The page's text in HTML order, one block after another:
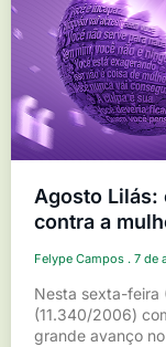
Agosto Lilás:
contra a
Felype Campos 7 de
Nesta sexta-feira
(11.340/2006)
grande avanço